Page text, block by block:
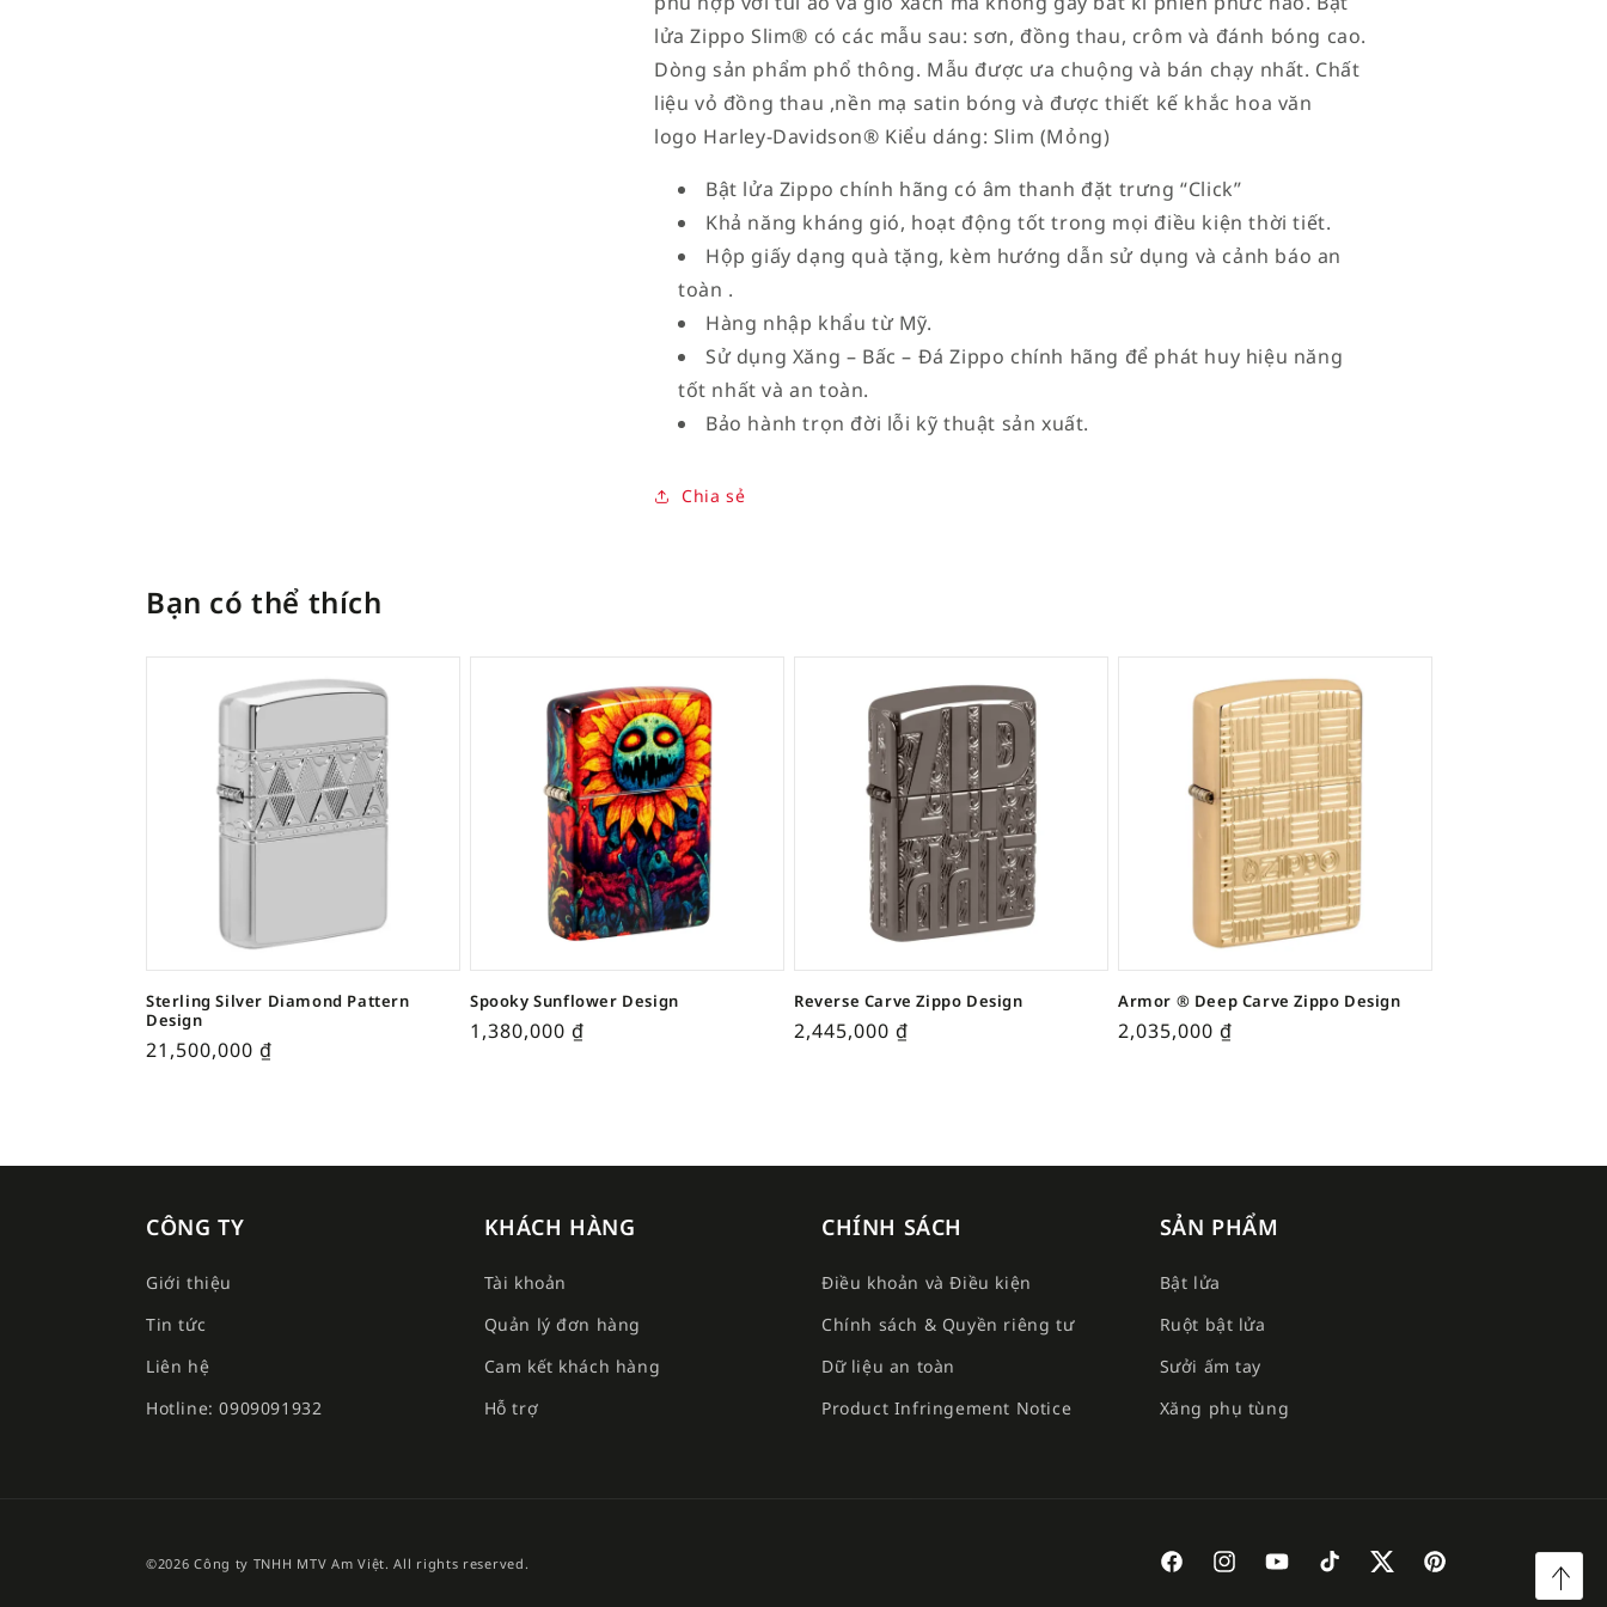
lửa Zippo Slim® có các mẫu sau: sơn, đồng thau, crôm và đánh bóng cao.
Dòng sản phẩm phổ thông. Mẫu được ưa chuộng và bán chạy nhất. Chất
liệu vỏ đồng thau ,nền mạ satin bóng và được thiết kế khắc hoa văn
logo Harley-Davidson® Kiểu dáng: Slim (Mỏng)
Bật lửa Zippo chính hãng có âm thanh đặt trưng “Click”
Khả năng kháng gió, hoạt động tốt trong mọi điều kiện thời tiết.
Hộp giấy dạng quà tặng, kèm hướng dẫn sử dụng và cảnh báo an
toàn .
Hàng nhập khẩu từ Mỹ.
Sử dụng Xăng – Bấc – Đá Zippo chính hãng để phát huy hiệu năng
tốt nhất và an toàn.
Bảo hành trọn đời lỗi kỹ thuật sản xuất.
Chia sẻ
Bạn có thể thích
Sterling Silver Diamond Pattern
Design
21,500,000 ₫
Spooky Sunflower Design
1,380,000 ₫
Reverse Carve Zippo Design
2,445,000 ₫
Armor ® Deep Carve Zippo Design
2,035,000 ₫
CÔNG TY
Giới thiệu
Tin tức
Liên hệ
Hotline: 0909091932
KHÁCH HÀNG
Tài khoản
Quản lý đơn hàng
Cam kết khách hàng
Hỗ trợ
CHÍNH SÁCH
Điều khoản và Điều kiện
Chính sách & Quyền riêng tư
Dữ liệu an toàn
Product Infringement Notice
SẢN PHẨM
Bật lửa
Ruột bật lửa
Sưởi ấm tay
Xăng phụ tùng
©2026 Công ty TNHH MTV Am Việt. All rights reserved. FacebookInstagramYouTubeTikTok TwitterPinterest